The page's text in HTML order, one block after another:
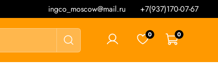
ingco_moscow@mail.ru +7(937)170-07-67
0 0